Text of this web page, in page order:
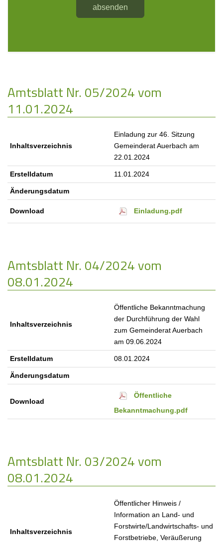
Amtsblatt Nr. 05/2024 vom
11.01.2024
Inhaltsverzeichnis
Einladung zur 46. Sitzung
Gemeinderat Auerbach am
22.01.2024
Erstelldatum 11.01.2024
Änderungsdatum
Download Einladung.pdf
Amtsblatt Nr. 04/2024 vom
08.01.2024
Inhaltsverzeichnis
Öffentliche Bekanntmachung
der Durchführung der Wahl
zum Gemeinderat Auerbach
am 09.06.2024
Erstelldatum 08.01.2024
Änderungsdatum
Download
Öffentliche
Bekanntmachung.pdf
Amtsblatt Nr. 03/2024 vom
08.01.2024
Inhaltsverzeichnis
Öffentlicher Hinweis /
Information an Land- und
Forstwirte/Landwirtschafts- und
Forstbetriebe, Veräußerung